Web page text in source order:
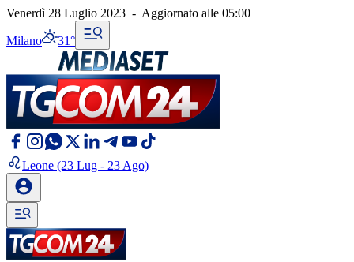
Venerdì 28 Luglio 2023 - Aggiornato alle 05:00
Milano 31°
Leone (23 Lug - 23 Ago)